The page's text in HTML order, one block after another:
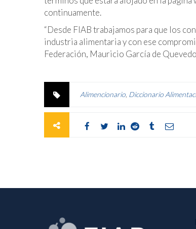
continuamente.
“Desde FIAB trabajamos para que los
industria alimentaria y con ese
Federación, Mauricio García de
Alimencionario Diccionario